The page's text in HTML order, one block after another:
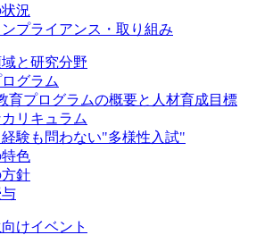
況
プライアンス・取り組み
と研究分野
グラム
育プログラムの概要と人材育成目標
リキュラム
験も問わない"多様性入試"
色
針
けイベント